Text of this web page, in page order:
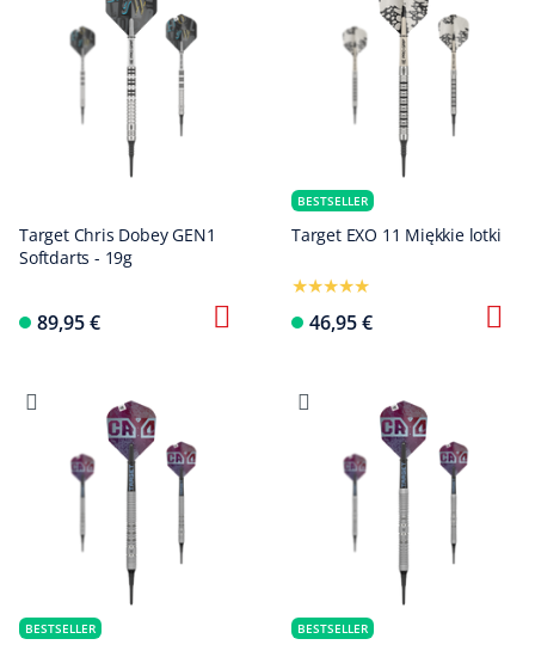
Target Chris Dobey GEN1
Softdarts - 19g
89,95 €
BESTSELLER
Target EXO 11 Miękkie lotki
46,95 €
BESTSELLER BESTSELLER